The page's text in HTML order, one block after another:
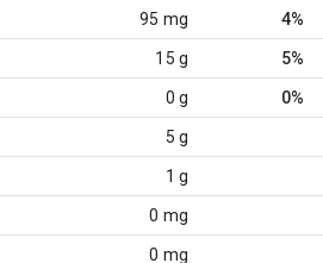
95 mg 4%
15 g 5%
0 g 0%
5 g
1 g
0 mg
0 mg